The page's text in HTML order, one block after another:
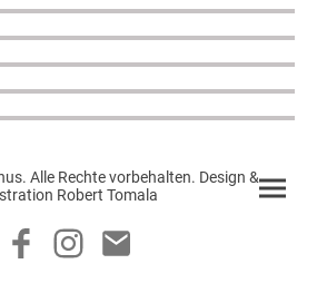
Alle Rechte vorbehalten. Design &
Robert Tomala